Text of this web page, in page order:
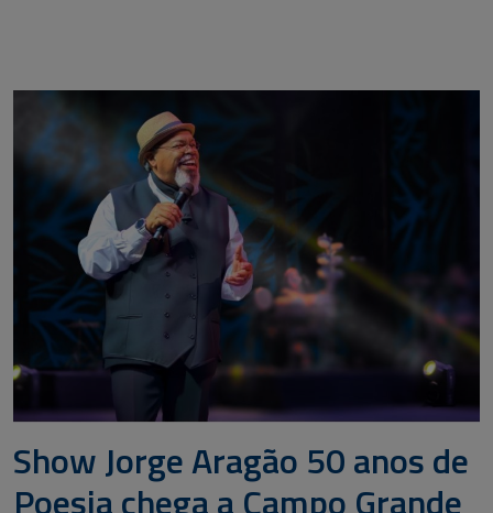
Show Jorge Aragão 50 anos de
Poesia chega a Campo Grande